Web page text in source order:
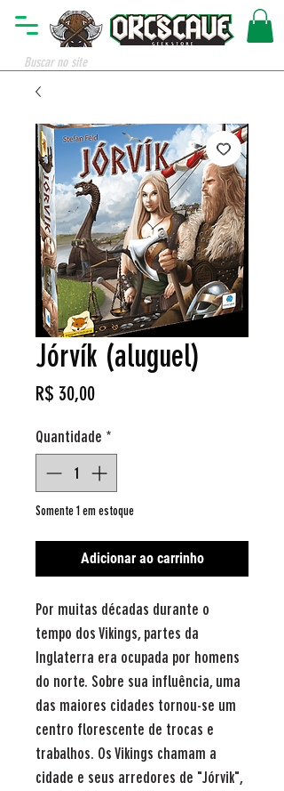
Jórvík (aluguel)
R$ 30,00Preço
Quantidade *
Somente 1 em estoque
Adicionar ao carrinho
Por muitas décadas durante o
tempo dos Vikings, partes da
Inglaterra era ocupada por homens
do norte. Sobre sua influência, uma
das maiores cidades tornou-se um
centro florescente de trocas e
trabalhos. Os Vikings chamam a
cidade e seus arredores de "Jórvik",